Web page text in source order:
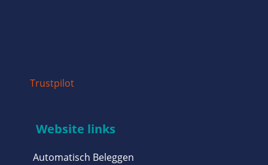
Trustpilot
Website links
Automatisch Beleggen